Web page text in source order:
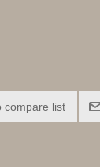
compare list